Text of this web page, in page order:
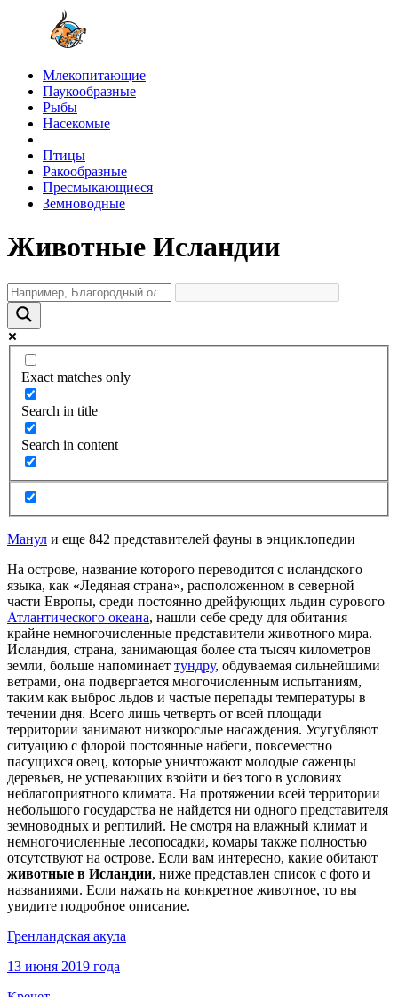
Млекопитающие
Паукообразные
Рыбы
Насекомые
Птицы
Ракообразные
Пресмыкающиеся
Земноводные
Животные Исландии
Exact matches only
Search in title
Search in content
Манул и еще 842 представителей фауны в энциклопедии
На острове, название которого переводится с исландского
языка, как «Ледяная страна», расположенном в северной
части Европы, среди постоянно дрейфующих льдин сурового
Атлантического океана, нашли себе среду для обитания
крайне немногочисленные представители животного мира.
Исландия, страна, занимающая более ста тысяч километров
земли, больше напоминает тундру, обдуваемая сильнейшими
ветрами, она подвергается многочисленным испытаниям,
таким как выброс льдов и частые перепады температуры в
течении дня. Всего лишь четверть от всей площади
территории занимают низкорослые насаждения. Усугубляют
ситуацию с флорой постоянные набеги, повсеместно
пасущихся овец, которые уничтожают молодые саженцы
деревьев, не успевающих взойти и без того в условиях
неблагоприятного климата. На протяжении всей территории
небольшого государства не найдется ни одного представителя
земноводных и рептилий. Не смотря на влажный климат и
немногочисленные лесопосадки, комары также полностью
отсутствуют на острове. Если вам интересно, какие обитают
животные в Исландии, ниже представлен список с фото и
названиями. Если нажать на конкретное животное, то вы
увидите подробное описание.
Гренландская акула
13 июня 2019 года